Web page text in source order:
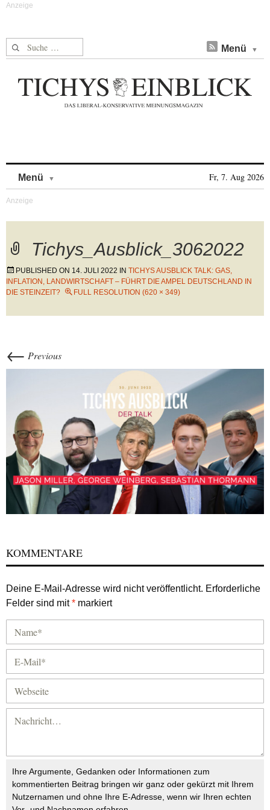
Suche nach: Menü
Menü Fr, 7. Aug 2026
Tichys_Ausblick_3062022
PUBLISHED ON 14. JULI 2022 IN TICHYS AUSBLICK TALK: GAS,
INFLATION, LANDWIRTSCHAFT – FÜHRT DIE AMPEL DEUTSCHLAND IN
DIE STEINZEIT?
FULL RESOLUTION (620 × 349)
← Previous
KOMMENTARE
Deine E-Mail-Adresse wird nicht veröffentlicht. Erforderliche
Felder sind mit* markiert
Ihre Argumente, Gedanken oder Informationen zum
kommentierten Beitrag bringen wir ganz oder gekürzt mit Ihrem
Nutzernamen und ohne Ihre E-Adresse, wenn wir Ihren echten